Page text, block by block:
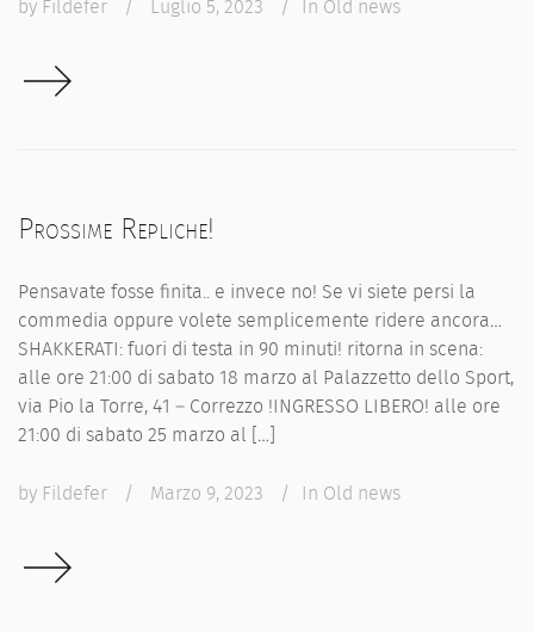
by Fildefer / Luglio 5, 2023 / In Old news
Prossime Repliche!
Pensavate fosse finita.. e invece no! Se vi siete persi la
commedia oppure volete semplicemente ridere ancora…
SHAKKERATI: fuori di testa in 90 minuti! ritorna in scena:
alle ore 21:00 di sabato 18 marzo al Palazzetto dello Sport,
via Pio la Torre, 41 – Correzzo !INGRESSO LIBERO! alle ore
21:00 di sabato 25 marzo al […]
by Fildefer / Marzo 9, 2023 / In Old news